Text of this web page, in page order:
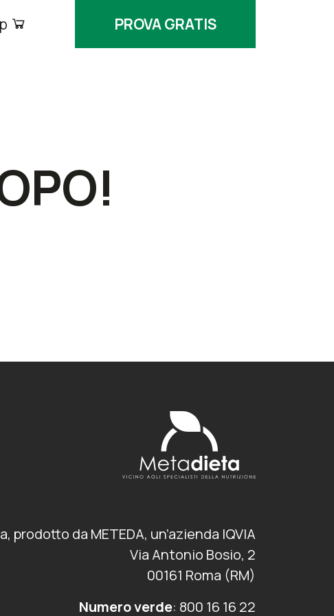
PROVA GRATIS
prodotto da METEDA, un’azienda IQVIA
Via Antonio Bosio, 2
00161 Roma (RM)
Numero verde: 800 16 16 22